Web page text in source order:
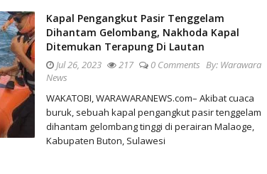
Kapal Pengangkut Pasir Tenggelam
Dihantam Gelombang, Nakhoda Kapal
Ditemukan Terapung Di Lautan
Jul 26, 2023 217 0 Comments By: Warawara
News
WAKATOBI, WARAWARANEWS.com– Akibat cuaca
buruk, sebuah kapal pengangkut pasir tenggelam
dihantam gelombang tinggi di perairan Malaoge,
Kabupaten Buton, Sulawesi